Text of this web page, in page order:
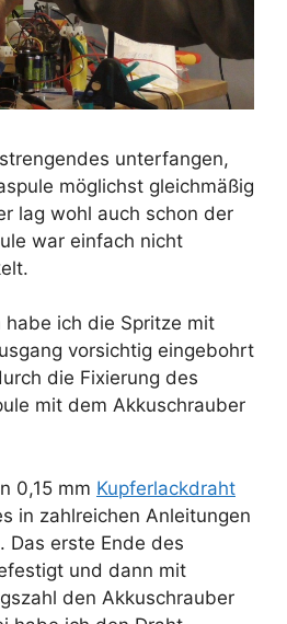
unterfangen,
möglichst gleichmäßig
lag wohl auch schon der
war einfach nicht
habe ich die Spritze mit
vorsichtig eingebohrt
die Fixierung des
mit dem Akkuschrauber
0,15 mm Kupferlackdraht
in zahlreichen Anleitungen
Das erste Ende des
und dann mit
den Akkuschrauber